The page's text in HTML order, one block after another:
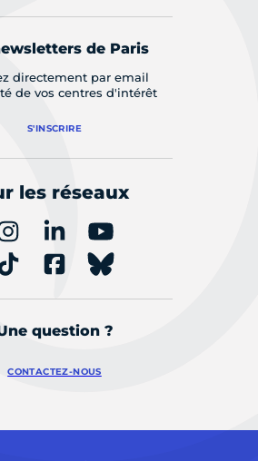
de Paris
directement par email
de vos centres d'intérêt
S'INSCRIRE
les réseaux
question ?
CONTACTEZ-NOUS